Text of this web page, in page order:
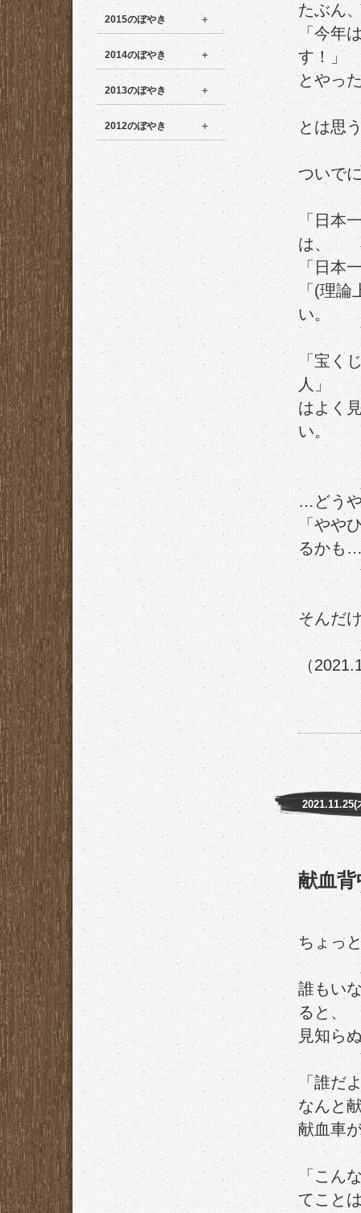
2015のぼやき
2014のぼやき
2013のぼやき
2012のぼやき
たぶん
「今年
す！」
とやっ
とは思
ついで
「日本
は、
「日本
「(理論
い。
「宝く
人」
はよく
い。
…どう
「やや
るかも
そんだ
（
2021.11.25(
献血
ちょっ
誰もい
ると、
見知ら
「誰だ
なんと
献血車
「こん
てこと